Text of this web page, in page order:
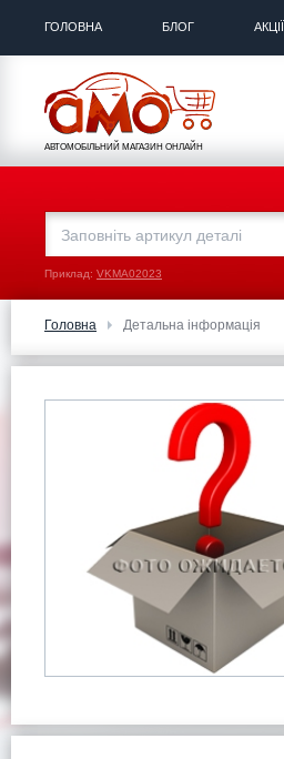
ГОЛОВНА БЛОГ АКЦІЇ
АВТОМОБІЛЬНИЙ МАГАЗИН ОНЛАЙН
Приклад: VKMA02023
Головна Детальна інформація